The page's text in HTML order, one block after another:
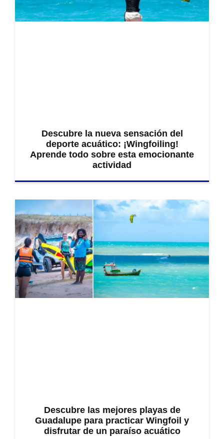
Descubre la nueva sensación del
deporte acuático: ¡Wingfoiling!
Aprende todo sobre esta emocionante
actividad
Descubre las mejores playas de
Guadalupe para practicar Wingfoil y
disfrutar de un paraíso acuático